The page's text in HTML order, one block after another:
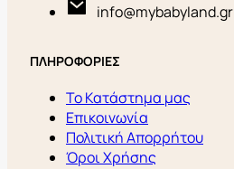
info@mybabyland.gr
ΠΛΗΡΟΦΟΡΙΕΣ
Το Κατάστημα μας
Επικοινωνία
Πολιτική Απορρήτου
Όροι Χρήσης